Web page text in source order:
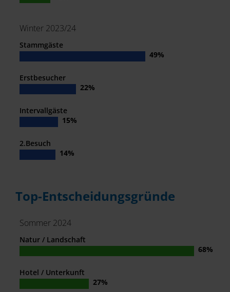
Winter 2023/24
Stammgäste
Erstbesucher
Intervallgäste
2.Besuch
Top-Entscheidungsgründe
Sommer 2024
Natur / Landschaft
Hotel / Unterkunft